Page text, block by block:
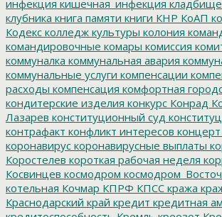
инфекция кишечная_инфекция кладбище
клубника книга памяти книги КНР КоАП
Кодекс колледж культуры колония
командировочные комары комиссия
коммуналка коммунальная авария
коммунальные услуги компенсации
расходы компенсация комфортная
кондитерские изделия конкурс Конрад
Лазарев конституционный суд
контрафакт конфликт интересов концерт
коронавирус коронавирусные выплаты
Коростелев короткая рабочая неделя
Косвинцев космодром
котельная Кочмар КПРФ КПСС кража
Краснодарский край кредит кредитная